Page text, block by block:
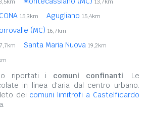
13,7km
15,3km Agugliano 15,4km
(MC) 16,7km
Santa Maria Nuova 19,2km
riportati i comuni confinanti. Le
in linea d'aria dal centro urbano.
dei comuni limitrofi a Castelfidardo